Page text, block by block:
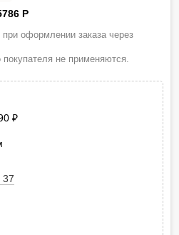
P
оформлении заказа через
покупателя не применяются.
37